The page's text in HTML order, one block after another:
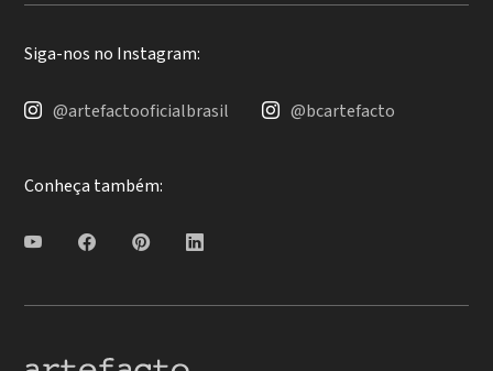
Siga-nos no Instagram:
@artefactooficialbrasil @bcartefacto
Conheça também: